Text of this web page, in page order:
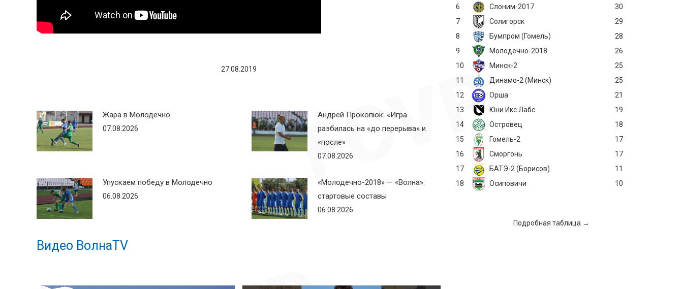
27.08.2019
Жара в Молодечно
07.08.2026
Андрей Прокопюк: «Игра
разбилась на «до перерыва» и
«после»
07.08.2026
Упускаем победу в Молодечно
06.08.2026
«Молодечно-2018» — «Волна»:
стартовые составы
06.08.2026
Видео ВолнаTV
6
Слоним-2017
30
7
Солигорск
29
8
Бумпром (Гомель)
28
9
Молодечно-2018
26
10
Минск-2
25
11
Динамо-2 (Минск)
25
12
Орша
21
13
Юни Икс Лабс
19
14
Островец
18
15
Гомель-2
17
16
Сморгонь
17
17
БАТЭ-2 (Борисов)
11
18
Осиповичи 10
Подробная таблица →